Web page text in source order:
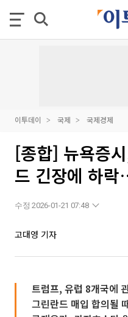
이투데이 국제 국제경제
[종합] 뉴욕증
드 긴장에 하
수정 2026-01-21 07:48
고대영 기자
트럼프, 유럽 8개국에
그린란드 매입 합의될